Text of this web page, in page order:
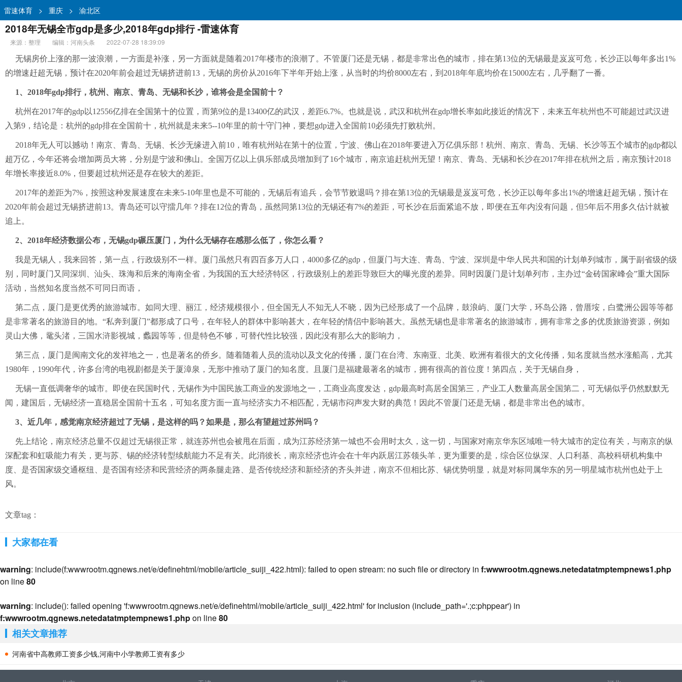
雷速体育 > 重庆 > 渝北区
2018年无锡全市gdp是多少,2018年gdp排行 -雷速体育
来源：整理 编辑：河南头条
2022-07-28 18:39:09
无锡房价上涨的那一波浪潮，一方面是补涨，另一方面就是随着2017年楼市的浪潮了。不管厦门还是无锡，都是非常出色的城市，排在第13位的无锡最是岌岌可危，长沙正以每年多出1%
的增速赶超无锡，预计在2020年前会超过无锡挤进前13，无锡的房价从2016年下半年开始上涨，从当时的均价8000左右，到2018年年底均价在15000左右，几乎翻了一番。
1、2018年gdp排行，杭州、南京、青岛、无锡和长沙，谁将会是全国前十？
杭州在2017年的gdp以12556亿排在全国第十的位置，而第9位的是13400亿的武汉，差距6.7%。也就是说，武汉和杭州在gdp增长率如此接近的情况下，未来五年杭州也不可能超过武汉进
入第9，结论是：杭州的gdp排在全国前十，杭州就是未来5--10年里的前十守门神，要想gdp进入全国前10必须先打败杭州。
2018年无人可以撼动！南京、青岛、无锡、长沙无缘进入前10，唯有杭州站在第十的位置，宁波、佛山在2018年要进入万亿俱乐部！杭州、南京、青岛、无锡、长沙等五个城市的gdp都以
超万亿，今年还将会增加两员大将，分别是宁波和佛山。全国万亿以上俱乐部成员增加到了16个城市，南京追赶杭州无望！南京、青岛、无锡和长沙在2017年排在杭州之后，南京预计2018
年增长率接近8.0%，但要超过杭州还是存在较大的差距。
2017年的差距为7%，按照这种发展速度在未来5-10年里也是不可能的，无锡后有追兵，会节节败退吗？排在第13位的无锡最是岌岌可危，长沙正以每年多出1%的增速赶超无锡，预计在
2020年前会超过无锡挤进前13。青岛还可以守擂几年？排在12位的青岛，虽然同第13位的无锡还有7%的差距，可长沙在后面紧追不放，即便在五年内没有问题，但5年后不用多久估计就被
追上。
2、2018年经济数据公布，无锡gdp碾压厦门，为什么无锡存在感那么低了，你怎么看？
我是无锡人，我来回答，第一点，行政级别不一样。厦门虽然只有四百多万人口，4000多亿的gdp，但厦门与大连、青岛、宁波、深圳是中华人民共和国的计划单列城市，属于副省级的级
别，同时厦门又同深圳、汕头、珠海和后来的海南全省，为我国的五大经济特区，行政级别上的差距导致巨大的曝光度的差异。同时因厦门是计划单列市，主办过“金砖国家峰会”重大国际
活动，当然知名度当然不可同日而语，
第二点，厦门是更优秀的旅游城市。如同大理、丽江，经济规模很小，但全国无人不知无人不晓，因为已经形成了一个品牌，鼓浪屿、厦门大学，环岛公路，曾厝垵，白鹭洲公园等等都
是非常著名的旅游目的地。“私奔到厦门”都形成了口号，在年轻人的群体中影响甚大，在年轻的情侣中影响甚大。虽然无锡也是非常著名的旅游城市，拥有非常之多的优质旅游资源，例如
灵山大佛，鼋头渚，三国水浒影视城，蠡园等等，但是特色不够，可替代性比较强，因此没有那么大的影响力，
第三点，厦门是闽南文化的发祥地之一，也是著名的侨乡。随着随着人员的流动以及文化的传播，厦门在台湾、东南亚、北美、欧洲有着很大的文化传播，知名度就当然水涨船高，尤其
1980年，1990年代，许多台湾的电视剧都是关于厦漳泉，无形中推动了厦门的知名度。且厦门是福建最著名的城市，拥有很高的首位度！第四点，关于无锡自身，
无锡一直低调奢华的城市。即使在民国时代，无锡作为中国民族工商业的发源地之一，工商业高度发达，gdp最高时高居全国第三，产业工人数量高居全国第二，可无锡似乎仍然默默无
闻，建国后，无锡经济一直稳居全国前十五名，可知名度方面一直与经济实力不相匹配，无锡市闷声发大财的典范！因此不管厦门还是无锡，都是非常出色的城市。
3、近几年，感觉南京经济超过了无锡，是这样的吗？如果是，那么有望超过苏州吗？
先上结论，南京经济总量不仅超过无锡很正常，就连苏州也会被甩在后面，成为江苏经济第一城也不会用时太久，这一切，与国家对南京华东区域唯一特大城市的定位有关，与南京的纵
深配套和虹吸能力有关，更与苏、锡的经济转型续航能力不足有关。此消彼长，南京经济也许会在十年内跃居江苏领头羊，更为重要的是，综合区位纵深、人口利基、高校科研机构集中
度、是否国家级交通枢纽、是否国有经济和民营经济的两条腿走路、是否传统经济和新经济的齐头并进，南京不但相比苏、锡优势明显，就是对标同属华东的另一明星城市杭州也处于上
风。
文章tag：
大家都在看
warning: include(f:wwwrootm.qgnews.net/e/definehtml/mobile/article_suiji_422.html): failed to open stream: no such file or directory in f:wwwrootm.qgnews.netedatatmptempnews1.php
on line80
warning: include(): failed opening 'f:wwwrootm.qgnews.net/e/definehtml/mobile/article_suiji_422.html' for inclusion (include_path='.;c:phppear') in
f:wwwrootm.qgnews.netedatatmptempnews1.phpon line80
相关文章推荐
河南省中高教师工资多少钱,河南中小学教师工资有多少